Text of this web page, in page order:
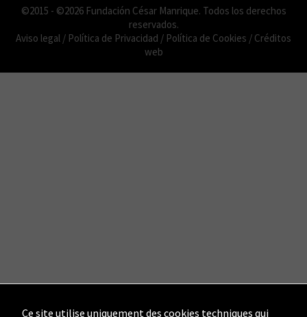
©2015 - ©2026 Fundación César Manrique. Todos los derechos
reservados.
Aviso legal / Política de Privacidad / Política de Cookies / Créditos
web
Ce site utilise uniquement des cookies techniques qui